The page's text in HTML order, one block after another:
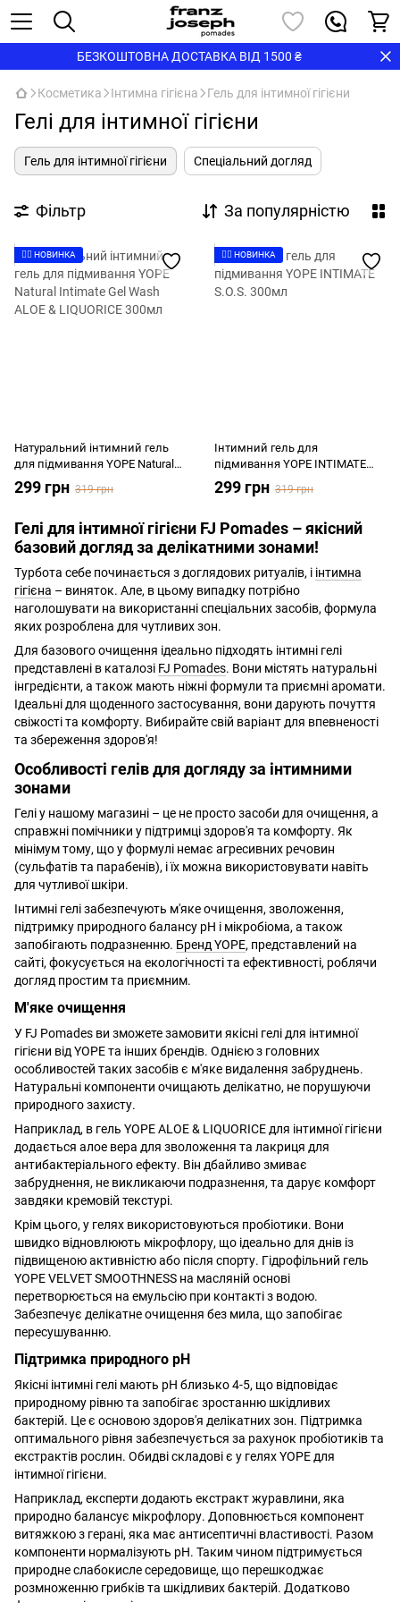
БЕЗКОШТОВНА ДОСТАВКА ВІД 1500 ₴
Косметика Інтимна гігієна Гель для інтимної гігієни
Гелі для інтимної гігієни
Гель для інтимної гігієни Спеціальний догляд
Фільтр За популярністю
👉🏻 НОВИНКА
Натуральний інтимний гель
для підмивання YOPE Natural
Intimate Gel Wash ALOE &
LIQUORICE 300мл
299 грн 319 грн
👉🏻 НОВИНКА
Інтимний гель для
підмивання YOPE INTIMATE
S.O.S. 300мл
299 грн 319 грн
Гелі для інтимної гігієни FJ Pomades – якісний
базовий догляд за делікатними зонами!
Турбота себе починається з доглядових ритуалів, і інтимна
гігієна – виняток. Але, в цьому випадку потрібно
наголошувати на використанні спеціальних засобів, формула
яких розроблена для чутливих зон.
Для базового очищення ідеально підходять інтимні гелі
представлені в каталозі FJ Pomades. Вони містять натуральні
інгредієнти, а також мають ніжні формули та приємні аромати.
Ідеальні для щоденного застосування, вони дарують почуття
свіжості та комфорту. Вибирайте свій варіант для впевненості
та збереження здоров'я!
Особливості гелів для догляду за інтимними
зонами
Гелі у нашому магазині – це не просто засоби для очищення, а
справжні помічники у підтримці здоров'я та комфорту. Як
мінімум тому, що у формулі немає агресивних речовин
(сульфатів та парабенів), і їх можна використовувати навіть
для чутливої шкіри.
Інтимні гелі забезпечують м'яке очищення, зволоження,
підтримку природного балансу pH і мікробіома, а також
запобігають подразненню. Бренд YOPE, представлений на
сайті, фокусується на екологічності та ефективності, роблячи
догляд простим та приємним.
М'яке очищення
У FJ Pomades ви зможете замовити якісні гелі для інтимної
гігієни від YOPE та інших брендів. Однією з головних
особливостей таких засобів є м'яке видалення забруднень.
Натуральні компоненти очищають делікатно, не порушуючи
природного захисту.
Наприклад, в гель YOPE ALOE & LIQUORICE для інтимної гігієни
додається алое вера для зволоження та лакриця для
антибактеріального ефекту. Він дбайливо змиває
забруднення, не викликаючи подразнення, та дарує комфорт
завдяки кремовій текстурі.
Крім цього, у гелях використовуються пробіотики. Вони
швидко відновлюють мікрофлору, що ідеально для днів із
підвищеною активністю або після спорту. Гідрофільний гель
YOPE VELVET SMOOTHNESS на масляній основі
перетворюється на емульсію при контакті з водою.
Забезпечує делікатне очищення без мила, що запобігає
пересушуванню.
Підтримка природного pH
Якісні інтимні гелі мають pH близько 4-5, що відповідає
природному рівню та запобігає зростанню шкідливих
бактерій. Це є основою здоров'я делікатних зон. Підтримка
оптимального рівня забезпечується за рахунок пробіотиків та
екстрактів рослин. Обидві складові є у гелях YOPE для
інтимної гігієни.
Наприклад, експерти додають екстракт журавлини, яка
природно балансує мікрофлору. Доповнюється компонент
витяжкою з герані, яка має антисептичні властивості. Разом
компоненти нормалізують pH. Таким чином підтримується
природне слабокисле середовище, що перешкоджає
розмноженню грибків та шкідливих бактерій. Додатково